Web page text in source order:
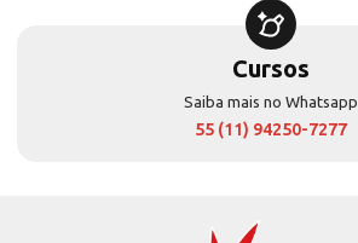
Cursos
Saiba mais no Whatsapp
55 (11) 94250-7277